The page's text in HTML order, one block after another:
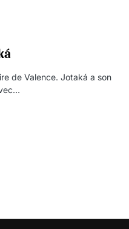
de Valence. Jotaká a son